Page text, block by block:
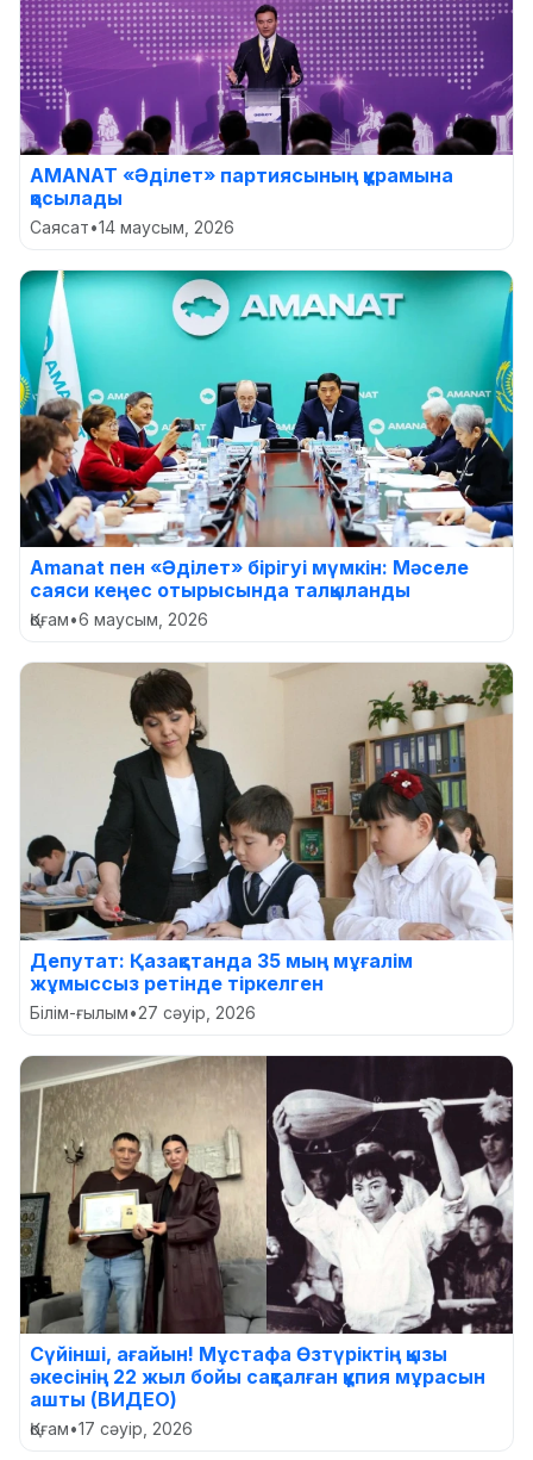
AMANAT «Әділет» партиясының құрамына
қосылады
Саясат•14 маусым, 2026
Amanat пен «Әділет» бірігуі мүмкін: Мәселе
саяси кеңес отырысында талқыланды
Қоғам•6 маусым, 2026
Депутат: Қазақстанда 35 мың мұғалім
жұмыссыз ретінде тіркелген
Білім-ғылым•27 сәуір, 2026
Сүйінші, ағайын! Мұстафа Өзтүріктің қызы
әкесінің 22 жыл бойы сақталған құпия мұрасын
ашты (ВИДЕО)
Қоғам•17 сәуір, 2026